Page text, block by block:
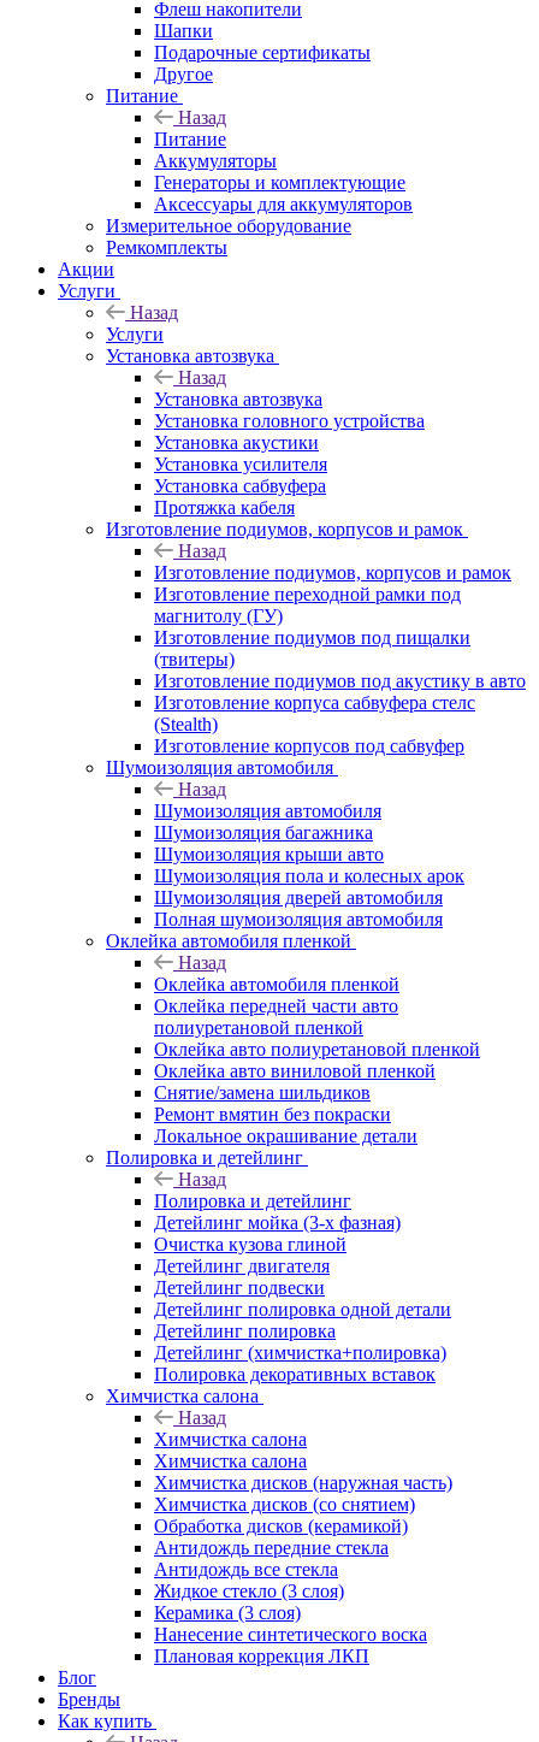
Флеш накопители
Шапки
Подарочные сертификаты
Другое
Питание
Назад
Питание
Аккумуляторы
Генераторы и комплектующие
Аксессуары для аккумуляторов
Измерительное оборудование
Ремкомплекты
Акции
Услуги
Назад
Услуги
Установка автозвука
Назад
Установка автозвука
Установка головного устройства
Установка акустики
Установка усилителя
Установка сабвуфера
Протяжка кабеля
Изготовление подиумов, корпусов и рамок
Назад
Изготовление подиумов, корпусов и рамок
Изготовление переходной рамки под
магнитолу (ГУ)
Изготовление подиумов под пищалки
(твитеры)
Изготовление подиумов под акустику в авто
Изготовление корпуса сабвуфера стелс
(Stealth)
Изготовление корпусов под сабвуфер
Шумоизоляция автомобиля
Назад
Шумоизоляция автомобиля
Шумоизоляция багажника
Шумоизоляция крыши авто
Шумоизоляция пола и колесных арок
Шумоизоляция дверей автомобиля
Полная шумоизоляция автомобиля
Оклейка автомобиля пленкой
Назад
Оклейка автомобиля пленкой
Оклейка передней части авто
полиуретановой пленкой
Оклейка авто полиуретановой пленкой
Оклейка авто виниловой пленкой
Снятие/замена шильдиков
Ремонт вмятин без покраски
Локальное окрашивание детали
Полировка и детейлинг
Назад
Полировка и детейлинг
Детейлинг мойка (3-х фазная)
Очистка кузова глиной
Детейлинг двигателя
Детейлинг подвески
Детейлинг полировка одной детали
Детейлинг полировка
Детейлинг (химчистка+полировка)
Полировка декоративных вставок
Химчистка салона
Назад
Химчистка салона
Химчистка салона
Химчистка дисков (наружная часть)
Химчистка дисков (со снятием)
Обработка дисков (керамикой)
Антидождь передние стекла
Антидождь все стекла
Жидкое стекло (3 слоя)
Керамика (3 слоя)
Нанесение синтетического воска
Плановая коррекция ЛКП
Блог
Бренды
Как купить